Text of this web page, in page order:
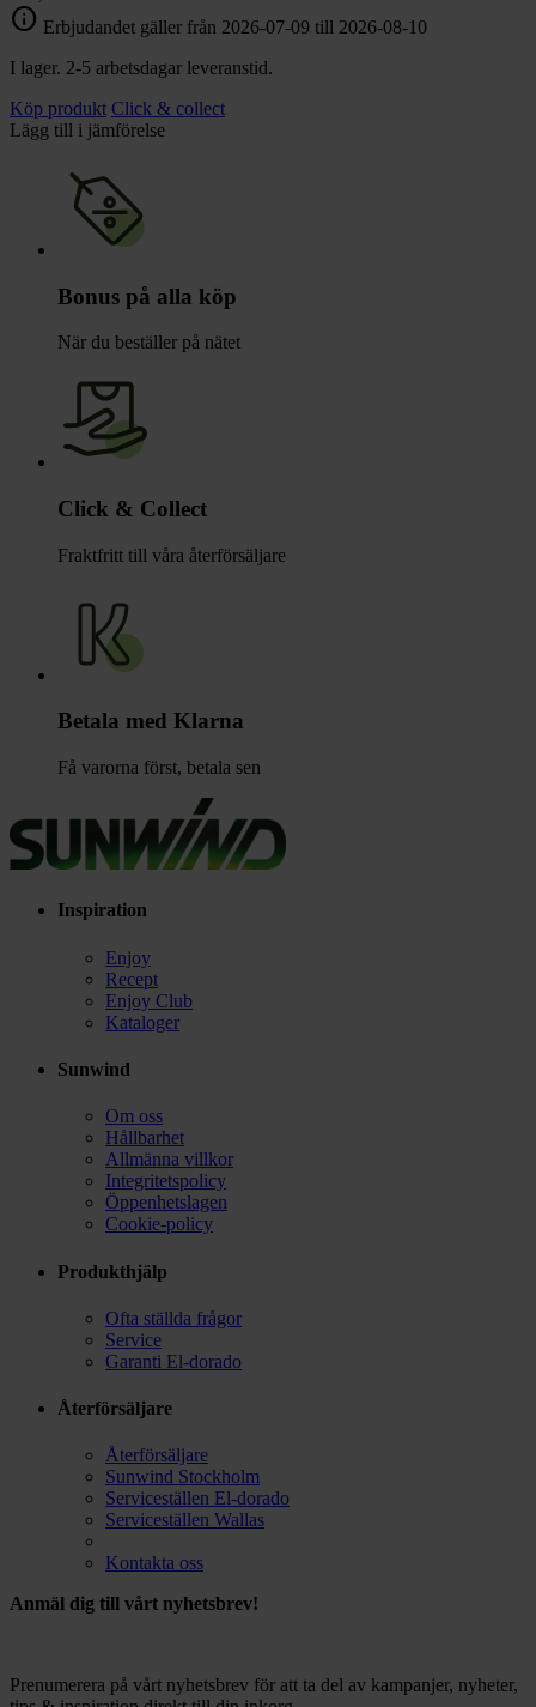
info Erbjudandet gäller från 2026-07-09 till 2026-08-10
I lager. 2-5 arbetsdagar leveranstid.
Köp produkt Click & collect
Lägg till i jämförelse
Bonus på alla köp
När du beställer på nätet
Click & Collect
Fraktfritt till våra återförsäljare
Betala med Klarna
Få varorna först, betala sen
Inspiration
Enjoy
Recept
Enjoy Club
Kataloger
Sunwind
Om oss
Hållbarhet
Allmänna villkor
Integritetspolicy
Öppenhetslagen
Cookie-policy
Produkthjälp
Ofta ställda frågor
Service
Garanti El-dorado
Återförsäljare
Återförsäljare
Sunwind Stockholm
Serviceställen El-dorado
Serviceställen Wallas
Kontakta oss
Anmäl dig till vårt nyhetsbrev!
Prenumerera på vårt nyhetsbrev för att ta del av kampanjer, nyheter,